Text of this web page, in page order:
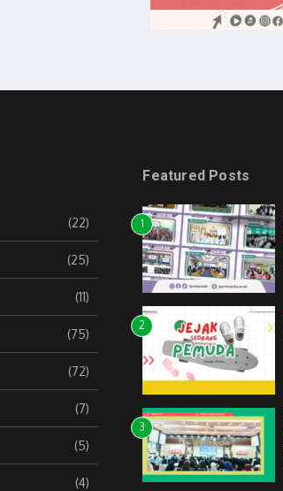
(22)
(25)
(11)
(75)
(72)
(7)
(5)
(4)
Featured Posts
1
2
3